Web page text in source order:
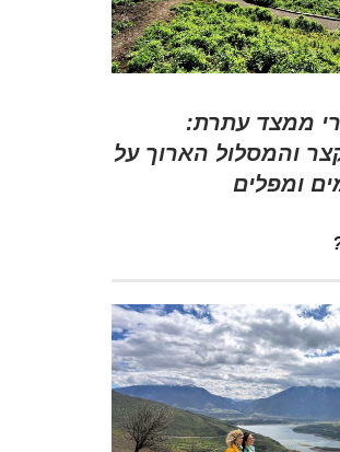
ממצד עתרת:
והמסלול הארוך על
ומפלים